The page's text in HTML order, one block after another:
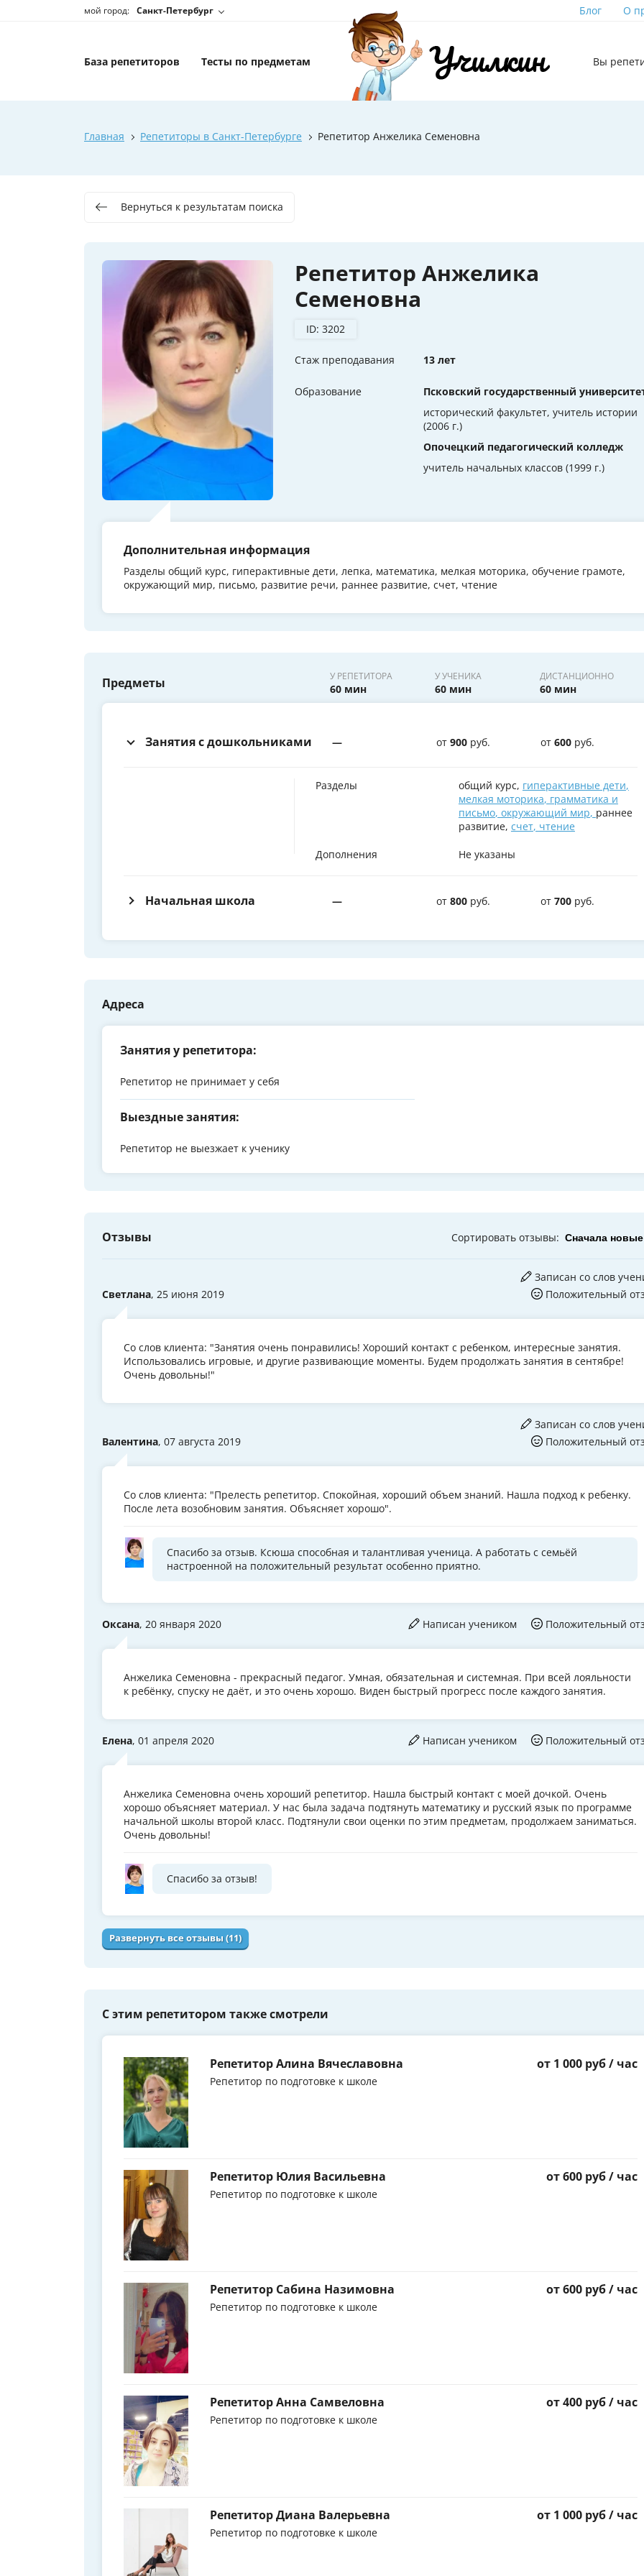
мой город: Санкт-Петербург Блог О
База репетиторов Тесты по предметам Вы
Главная Репетиторы в Санкт-Петербурге Репетитор Анжелика Семеновна
Вернуться к результатам поиска
Репетитор Анжелика
Семеновна
ID: 3202
Стаж преподавания 13 лет
Образование
Псковский государственный
исторический факультет, учитель истории
(2006 г.)
Опочецкий педагогический колледж
учитель начальных классов (1999 г.)
Дополнительная информация
Разделы общий курс, гиперактивные дети, лепка, математика, мелкая моторика, обучение грамоте,
окружающий мир, письмо, развитие речи, раннее развитие, счет, чтение
Предметы У РЕПЕТИТОРА
60 мин
У УЧЕНИКА
60 мин
ДИСТАНЦИОННО
60 мин
Занятия с дошкольниками — от 900 руб. от 600 руб.
Разделы общий курс, гиперактивные дети,
мелкая моторика, грамматика и
письмо, окружающий мир, раннее
развитие, счет, чтение
Дополнения Не указаны
Начальная школа — от 800 руб. от 700 руб.
Адреса
Занятия у репетитора:
Репетитор не принимает у себя
Выездные занятия:
Репетитор не выезжает к ученику
Отзывы Сортировать отзывы:
Светлана, 25 июня 2019
Записан со слов
Положительный
Со слов клиента: "Занятия очень понравились! Хороший контакт с ребенком, интересные занятия.
Использовались игровые, и другие развивающие моменты. Будем продолжать занятия в сентябре!
Очень довольны!"
Валентина, 07 августа 2019
Записан со слов
Положительный
Со слов клиента: "Прелесть репетитор. Спокойная, хороший объем знаний. Нашла подход к ребенку.
После лета возобновим занятия. Объясняет хорошо".
Спасибо за отзыв. Ксюша способная и талантливая ученица. А работать с семьёй
настроенной на положительный результат особенно приятно.
Оксана, 20 января 2020 Написан учеником Положительный
Анжелика Семеновна - прекрасный педагог. Умная, обязательная и системная. При всей лояльности
к ребёнку, спуску не даёт, и это очень хорошо. Виден быстрый прогресс после каждого занятия.
Елена, 01 апреля 2020 Написан учеником Положительный
Анжелика Семеновна очень хороший репетитор. Нашла быстрый контакт с моей дочкой. Очень
хорошо объясняет материал. У нас была задача подтянуть математику и русский язык по программе
начальной школы второй класс. Подтянули свои оценки по этим предметам, продолжаем заниматься.
Очень довольны!
Спасибо за отзыв!
Развернуть все отзывы (11)
С этим репетитором также смотрели
Репетитор Алина Вячеславовна
Репетитор по подготовке к школе
от 1 000 руб / час
Репетитор Юлия Васильевна
Репетитор по подготовке к школе
от 600 руб / час
Репетитор Сабина Назимовна
Репетитор по подготовке к школе
от 600 руб / час
Репетитор Анна Самвеловна
Репетитор по подготовке к школе
от 400 руб / час
Репетитор Диана Валерьевна
Репетитор по подготовке к школе
от 1 000 руб / час